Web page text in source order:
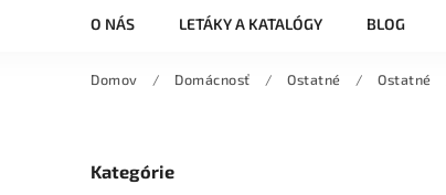
O NÁS LETÁKY A KATALÓGY BLOG
Domov / Domácnosť / Ostatné / Ostatné
Kategórie